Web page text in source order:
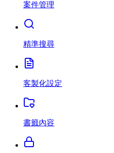
案件管理
精準搜尋
客製化設定
書籤內容